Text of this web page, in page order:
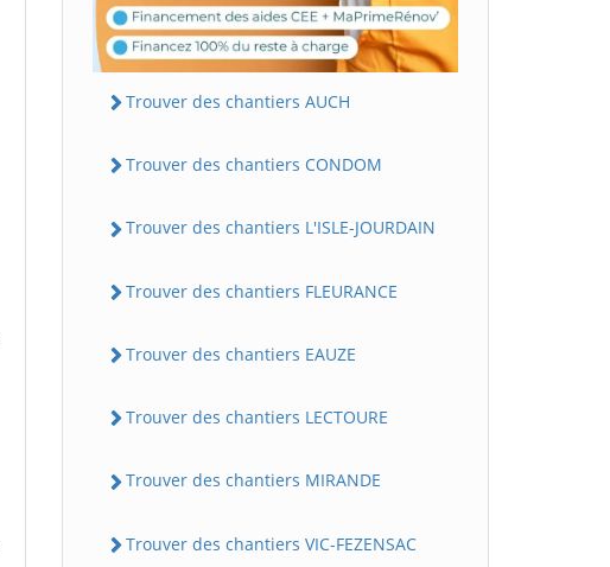
Trouver des chantiers AUCH
Trouver des chantiers CONDOM
Trouver des chantiers L'ISLE-JOURDAIN
Trouver des chantiers FLEURANCE
Trouver des chantiers EAUZE
Trouver des chantiers LECTOURE
Trouver des chantiers MIRANDE
Trouver des chantiers VIC-FEZENSAC